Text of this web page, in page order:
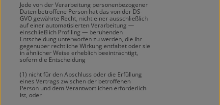
Jede von der Verarbeitung personenbezogener
Daten betroffene Person hat das von der DS-
GVO gewährte Recht, nicht einer ausschließlich
auf einer automatisierten Verarbeitung —
einschließlich Profiling — beruhenden
Entscheidung unterworfen zu werden, die ihr
gegenüber rechtliche Wirkung entfaltet oder sie
in ähnlicher Weise erheblich beeinträchtigt,
sofern die Entscheidung
(1) nicht für den Abschluss oder die Erfüllung
eines Vertrags zwischen der betroffenen
Person und dem Verantwortlichen erforderlich
ist, oder